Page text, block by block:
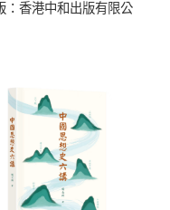
：香港中和出版有限公